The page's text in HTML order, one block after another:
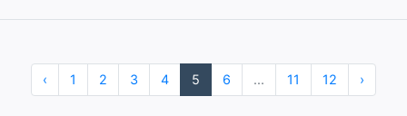
‹ 1 2 3 4 5 6 ... 11 12 ›